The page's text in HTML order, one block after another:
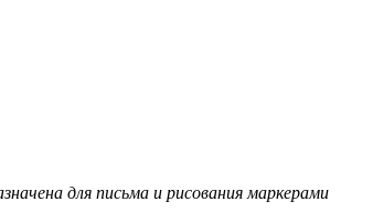
для письма и рисования маркерами